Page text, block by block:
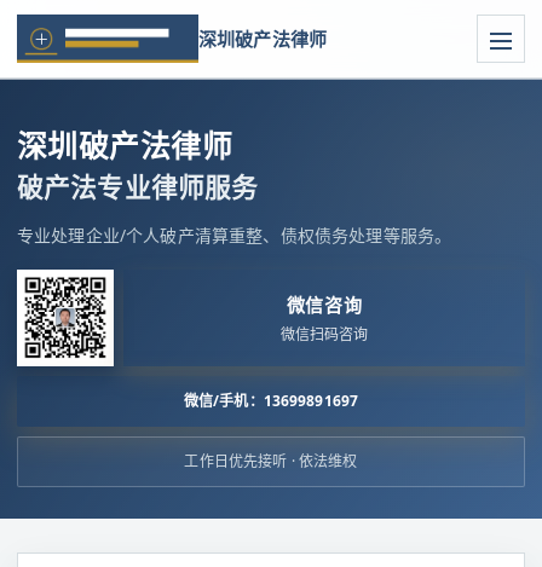
深圳破产法律师
深圳破产法律师
破产法专业律师服务
专业处理企业/个人破产清算重整、债权债务处理等服务。
微信咨询
微信扫码咨询
微信/手机：13699891697
工作日优先接听 · 依法维权